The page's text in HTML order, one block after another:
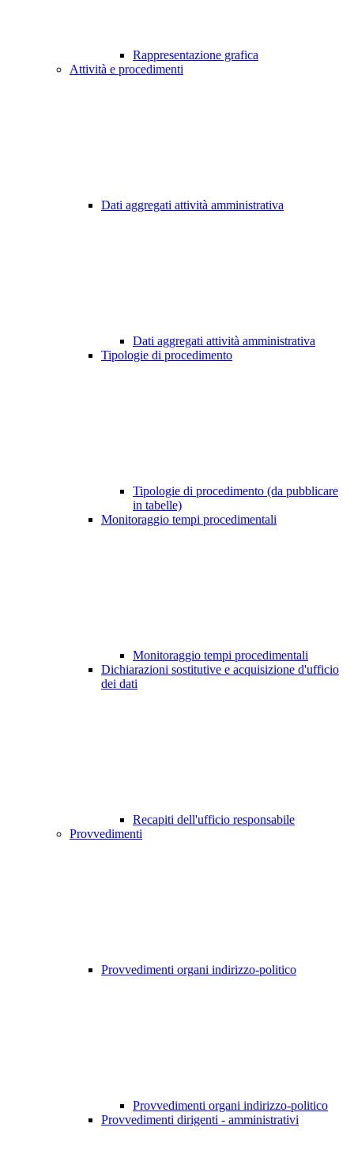
Rappresentazione grafica
Attività e procedimenti
Dati aggregati attività amministrativa
Dati aggregati attività amministrativa
Tipologie di procedimento
Tipologie di procedimento (da pubblicare
in tabelle)
Monitoraggio tempi procedimentali
Monitoraggio tempi procedimentali
Dichiarazioni sostitutive e acquisizione d'ufficio
dei dati
Recapiti dell'ufficio responsabile
Provvedimenti
Provvedimenti organi indirizzo-politico
Provvedimenti organi indirizzo-politico
Provvedimenti dirigenti - amministrativi